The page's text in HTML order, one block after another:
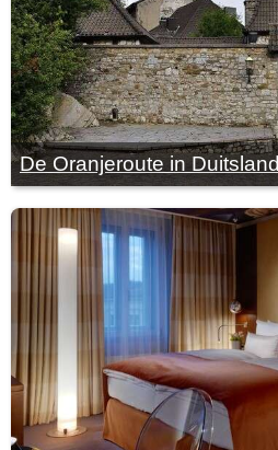
De Oranjeroute in Duitsland